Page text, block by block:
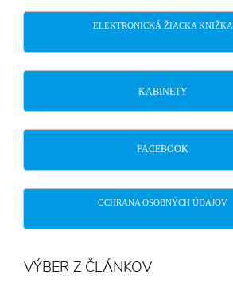
ELEKTRONICKÁ ŽIACKA KNIŽKA
KABINETY
FACEBOOK
OCHRANA OSOBNÝCH ÚDAJOV
VÝBER Z ČLÁNKOV